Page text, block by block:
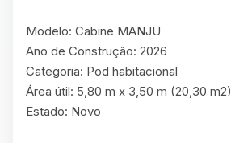
Modelo: Cabine MANJU
Ano de Construção: 2026
Categoria: Pod habitacional
Área útil: 5,80 m x 3,50 m (20,30 m2)
Estado: Novo